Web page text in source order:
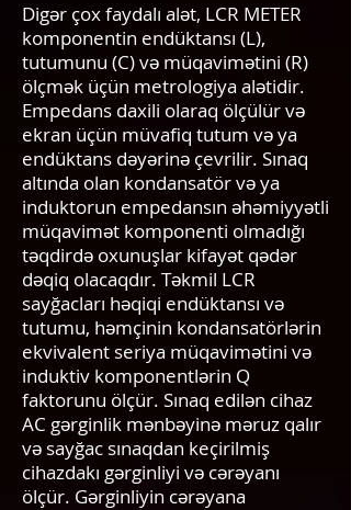
Digər çox faydalı alət, LCR METER
komponentin endüktansı (L),
tutumunu (C) və müqavimətini (R)
ölçmək üçün metrologiya alətidir.
Empedans daxili olaraq ölçülür və
ekran üçün müvafiq tutum və ya
endüktans dəyərinə çevrilir. Sınaq
altında olan kondansatör və ya
induktorun empedansın əhəmiyyətli
müqavimət komponenti olmadığı
təqdirdə oxunuşlar kifayət qədər
dəqiq olacaqdır. Təkmil LCR
sayğacları həqiqi endüktansı və
tutumu, həmçinin kondansatörlərin
ekvivalent seriya müqavimətini və
induktiv komponentlərin Q
faktorunu ölçür. Sınaq edilən cihaz
AC gərginlik mənbəyinə məruz qalır
və sayğac sınaqdan keçirilmiş
cihazdakı gərginliyi və cərəyanı
ölçür. Gərginliyin cərəyana